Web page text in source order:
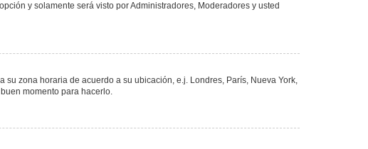
y solamente será visto por Administradores, Moderadores y usted
zona horaria de acuerdo a su ubicación, e.j. Londres, París, Nueva York,
momento para hacerlo.